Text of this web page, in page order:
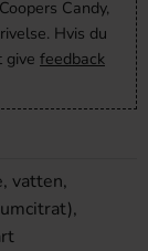
Candy,
Hvis du
give feedback
vatten,